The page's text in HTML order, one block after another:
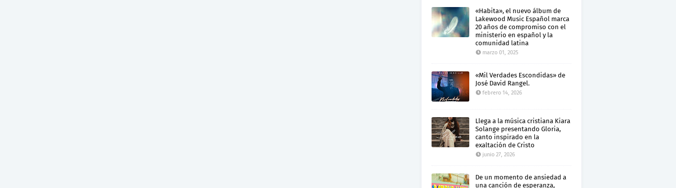
«Habita», el nuevo álbum de
Lakewood Music Español marca
20 años de compromiso con el
ministerio en español y la
comunidad latina
marzo 01, 2025
«Mil Verdades Escondidas» de
José David Rangel.
febrero 14, 2026
Llega a la música cristiana Kiara
Solange presentando Gloria,
canto inspirado en la
exaltación de Cristo
junio 27, 2026
De un momento de ansiedad a
una canción de esperanza,